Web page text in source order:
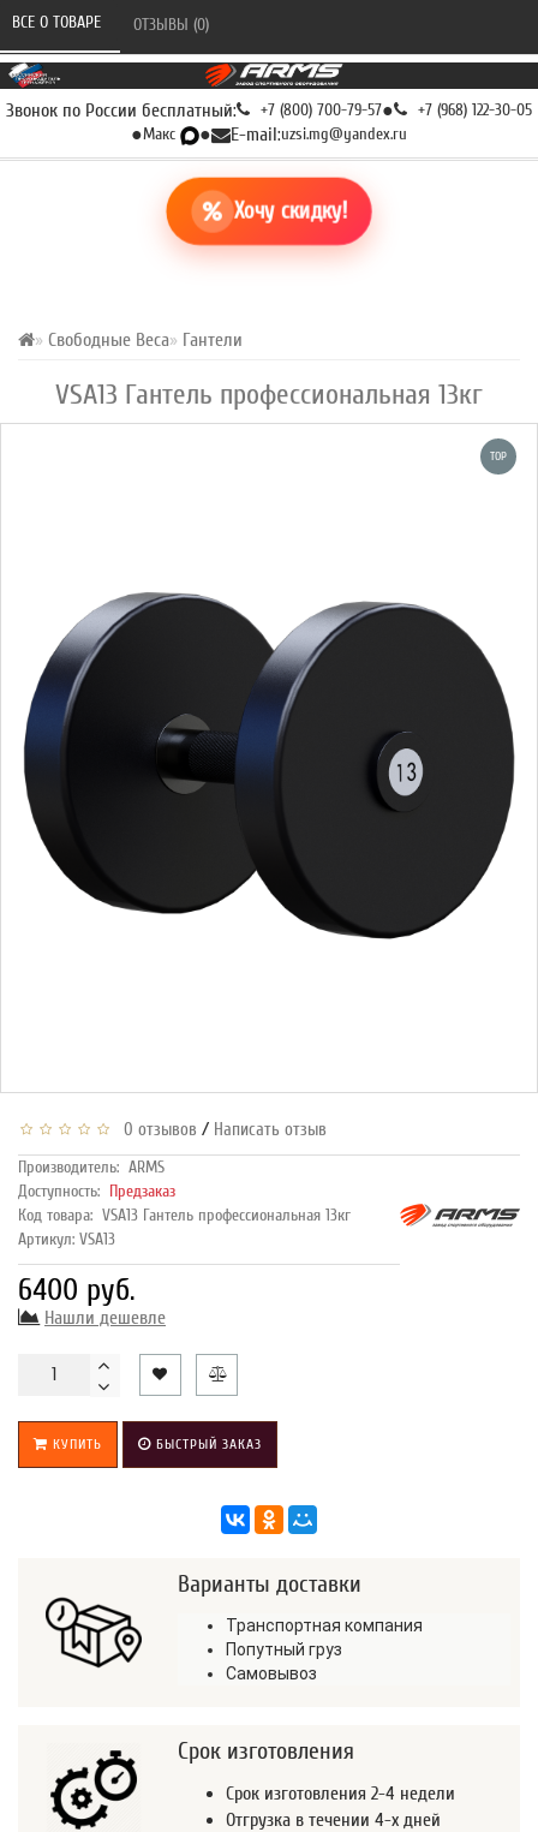
Звонок по России бесплатный: +7 (800) 700-79-57● +7 (968) 122-30-05
●Макс ● E-mail:uzsi.mg@yandex.ru
Хочу скидку!
Свободные Веса Гантели
VSA13 Гантель профессиональная 13кг
ВСЕ О ТОВАРЕ ОТЗЫВЫ (0)
TOP
0 отзывов / Написать отзыв
Производитель: ARMS
Доступность: Предзаказ
Код товара: VSA13 Гантель профессиональная 13кг
Артикул: VSA13
6400 руб.
Нашли дешевле
КУПИТЬ БЫСТРЫЙ ЗАКАЗ
Варианты доставки
Транспортная компания
Попутный груз
Самовывоз
Срок изготовления
Срок изготовления 2-4 недели
Отгрузка в течении 4-х дней